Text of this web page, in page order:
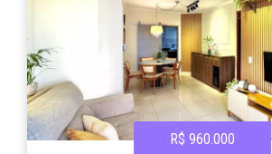
R$ 960.000